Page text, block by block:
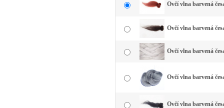
Ovčí vlna barvená
Ovčí vlna barvená
Ovčí vlna barvená
Ovčí vlna barvená
Ovčí vlna barvená